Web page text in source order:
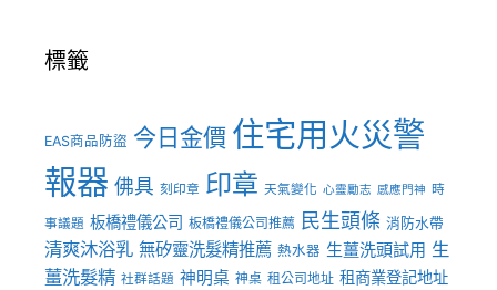
標籤
EAS商品防盜 今日金價 住宅用火災警
報器 佛具 刻印章 印章 天氣變化 心靈勵志 感應門神 時
事議題 板橋禮儀公司 板橋禮儀公司推薦 民生頭條 消防水帶
清爽沐浴乳 無矽靈洗髮精推薦 熱水器 生薑洗頭試用 生
薑洗髮精 社群話題 神明桌 神桌 租公司地址 租商業登記地址